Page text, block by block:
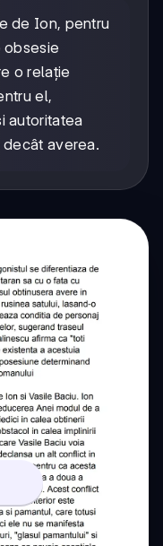
de Ion, pentru
obsesie
o relație
el,
autoritatea
decât averea.